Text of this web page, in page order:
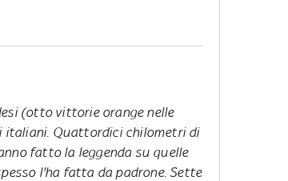
(otto vittorie orange nelle
italiani. Quattordici chilometri di
fatto la leggenda su quelle
l'ha fatta da padrone. Sette